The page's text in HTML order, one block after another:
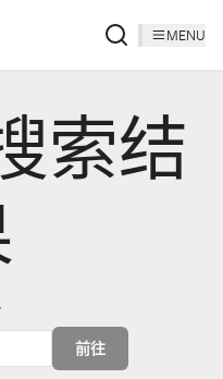
MENU
索结
前往